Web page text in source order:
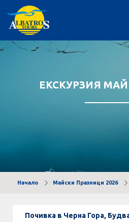
ДЕСТИНАЦИИ
Круизи
ИЗПРАТИ
ЕКСКУРЗИЯ
Начало Майски Празници 2026
Почивка в Черна Гора,